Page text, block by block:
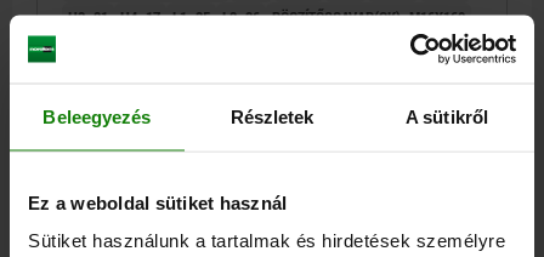
Beleegyezés Részletek A sütikről
Ez a weboldal sütiket használ
Sütiket használunk a tartalmak és hirdetések személyre
H3=21 H4=17 L1=35 L2=36 RÖGZÍTŐCSAVAR(OK)=M16X160
82,55 €
hozzáértve szállítási költségek
RÉSZLETEK